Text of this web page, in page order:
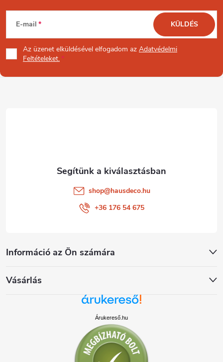
L
á
b
E-mail
Az üzenet elküldésével elfogadom az Adatvédelmi
Feltételeket.
KÜLDÉS
Információ az Ön számára
Vásárlás
shop@hausdeco.hu
+36 176 54 675
Árukereső.hu